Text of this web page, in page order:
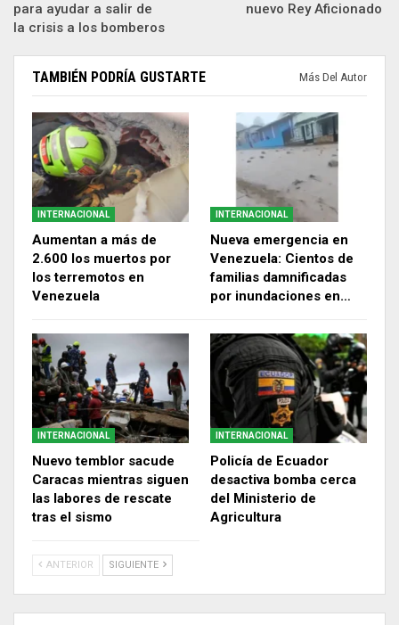
para ayudar a salir de
la crisis a los bomberos
nuevo Rey Aficionado
TAMBIÉN PODRÍA GUSTARTE Más Del Autor
INTERNACIONAL
Aumentan a más de
2.600 los muertos por
los terremotos en
Venezuela
INTERNACIONAL
Nueva emergencia en
Venezuela: Cientos de
familias damnificadas
por inundaciones en…
INTERNACIONAL
Nuevo temblor sacude
Caracas mientras siguen
las labores de rescate
tras el sismo
INTERNACIONAL
Policía de Ecuador
desactiva bomba cerca
del Ministerio de
Agricultura
ANTERIOR SIGUIENTE